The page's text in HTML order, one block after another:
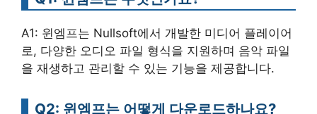
A1: 윈엠프는 Nullsoft에서 개발한 미디어 플레이어
로, 다양한 오디오 파일 형식을 지원하며 음악 파일
을 재생하고 관리할 수 있는 기능을 제공합니다.
Q2: 윈엠프는 어떻게 다운로드하나요?